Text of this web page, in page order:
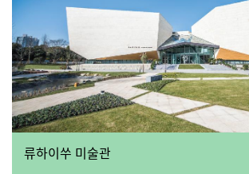
류하이쑤 미술관